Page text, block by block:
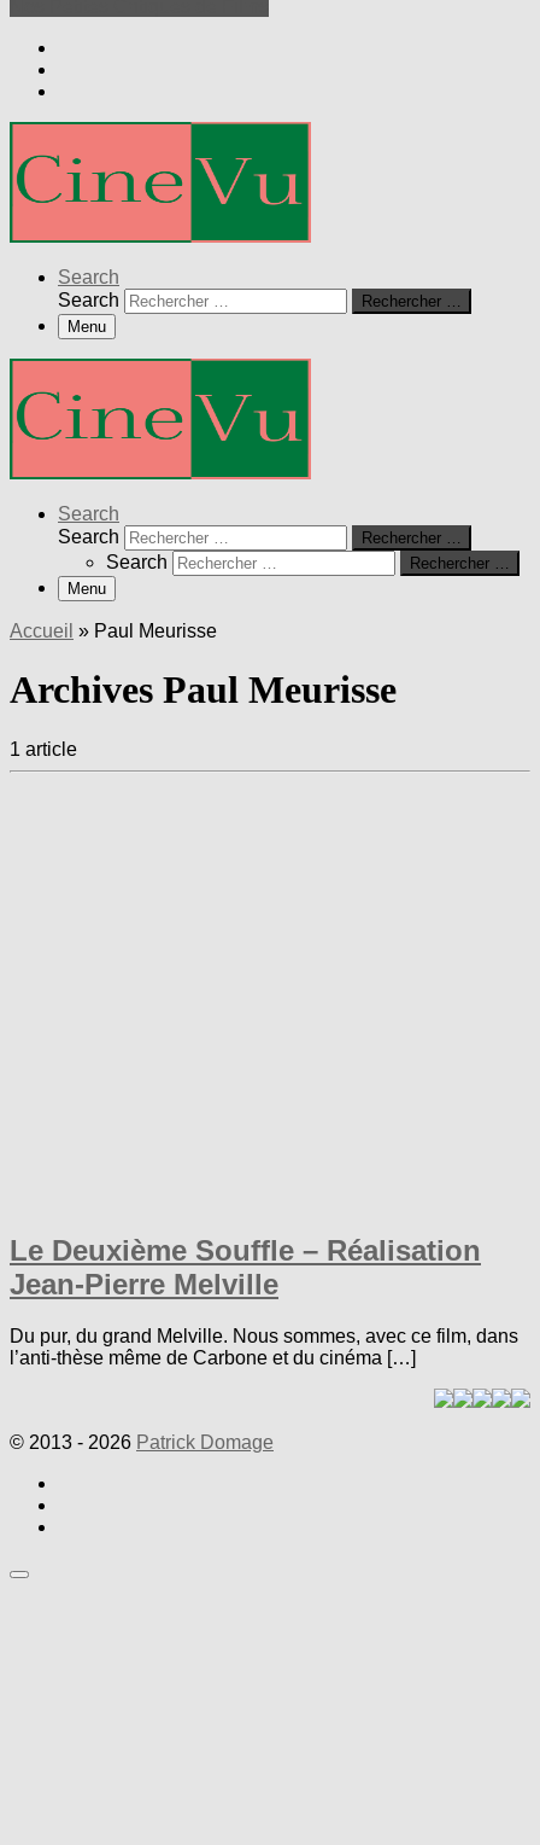
Search
Search
Rechercher …
Menu
Search
Search
Rechercher …
Search
Rechercher …
Menu
Accueil » Paul Meurisse
Archives Paul Meurisse
1 article
Le Deuxième Souffle – Réalisation
Jean-Pierre Melville
Du pur, du grand Melville. Nous sommes, avec ce film, dans
l’anti-thèse même de Carbone et du cinéma […]
© 2013 - 2026 Patrick Domage